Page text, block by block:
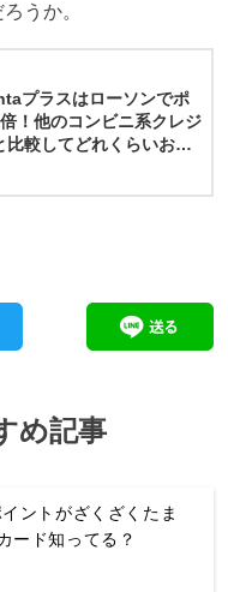
うか。
プラスはローソンでポ
！他のコンビニ系クレジ
比較してどれくらいお
め記事
ントがざくざくたま
ード知ってる？